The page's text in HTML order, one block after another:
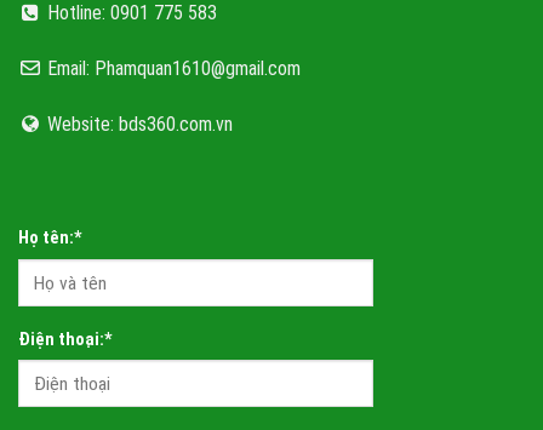
Hotline: 0901 775 583
Email: Phamquan1610@gmail.com
Website: bds360.com.vn
Họ tên:*
Điện thoại:*